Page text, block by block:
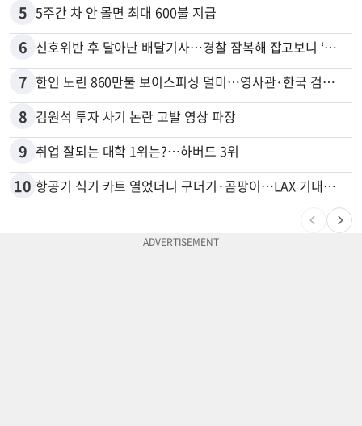
5 5주간 차 안 몰면 최대 600불 지급
6 신호위반 후 달아난 배달기사…경찰 잠복해 잡고보니 ‘반전’
7 한인 노린 860만불 보이스피싱 덜미…영사관·한국 검찰 사칭
8 김원석 투자 사기 논란 고발 영상 파장
9 취업 잘되는 대학 1위는?…하버드 3위
10 항공기 식기 카트 열었더니 구더기·곰팡이…LAX 기내식 업체 논란